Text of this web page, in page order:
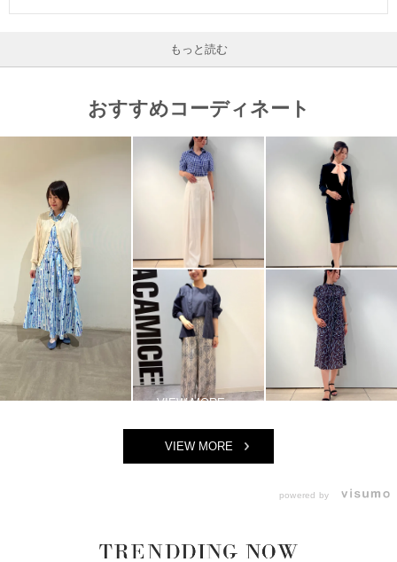
もっと読む
おすすめコーディネート
VIEW MORE
powered by